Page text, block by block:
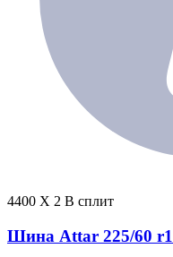
4400 X 2 В сплит
Шина Attar 225/60